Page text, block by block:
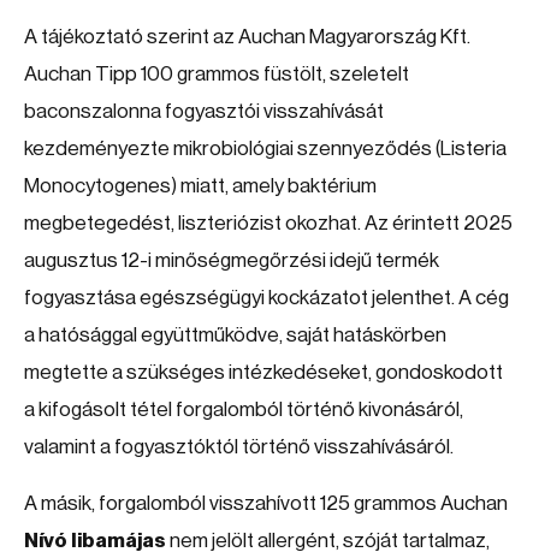
A tájékoztató szerint az Auchan Magyarország Kft.
Auchan Tipp 100 grammos füstölt, szeletelt
baconszalonna fogyasztói visszahívását
kezdeményezte mikrobiológiai szennyeződés (Listeria
Monocytogenes) miatt, amely baktérium
megbetegedést, liszteriózist okozhat. Az érintett 2025
augusztus 12-i minőségmegőrzési idejű termék
fogyasztása egészségügyi kockázatot jelenthet. A cég
a hatósággal együttműködve, saját hatáskörben
megtette a szükséges intézkedéseket, gondoskodott
a kifogásolt tétel forgalomból történő kivonásáról,
valamint a fogyasztóktól történő visszahívásáról.
A másik, forgalomból visszahívott 125 grammos Auchan
Nívó libamájas nem jelölt allergént, szóját tartalmaz,